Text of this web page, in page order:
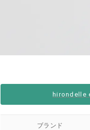
hirondelle
ブランド